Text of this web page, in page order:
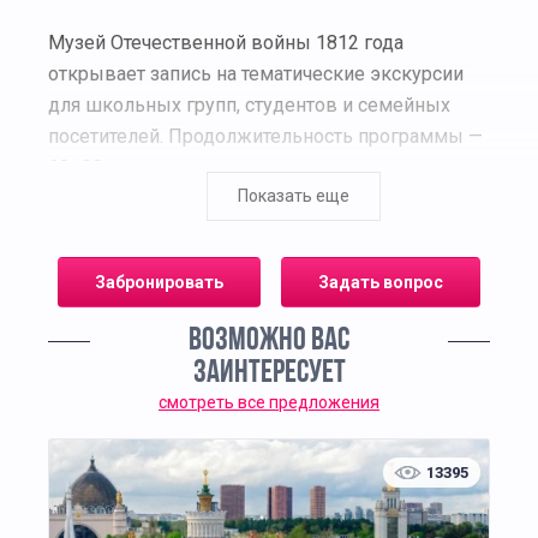
Музей Отечественной войны 1812 года
открывает запись на тематические экскурсии
для школьных групп, студентов и семейных
посетителей. Продолжительность программы —
историки-экспозиционеры. Маршрут
года: вторжение Наполеона, Смоленск,
Бородино, оставление Москвы, Тарутинский
манёвр, изгнание «Великой армии».
В экспозиции
подлинные реликвии: офицерские мундиры
и шапки гренадеров, сабли и палаши,
пистолеты, знамёна и барабаны, награды и
жетоны;
Показать еще
Забронировать Задать вопрос
ВОЗМОЖНО ВАС
ЗАИНТЕРЕСУЕТ
смотреть все предложения
13395